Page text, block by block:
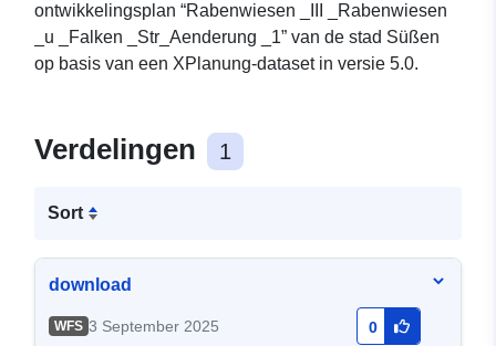
ontwikkelingsplan “Rabenwiesen _III _Rabenwiesen
_u _Falken _Str_Aenderung _1” van de stad Süßen
op basis van een XPlanung-dataset in versie 5.0.
Verdelingen 1
Sort
download
WFS 3 September 2025 0